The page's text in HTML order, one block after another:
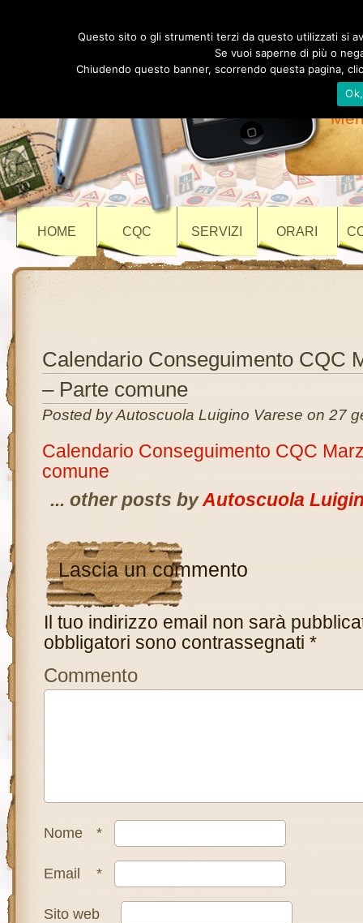
HOME CQC SERVIZI ORARI
Calendario Conseguimento CQC
– Parte comune
Posted by Autoscuola Luigino Varese on 27
Calendario Conseguimento CQC
comune
... other posts byAutoscuola
Lascia un commento
Il tuo indirizzo email non sarà
obbligatori sono contrassegnati *
Commento
Nome *
Email *
Sito web
Questo sito o gli strumenti terzi da questo utilizzati si
Se vuoi saperne di più o
Chiudendo questo banner, scorrendo questa pagina,